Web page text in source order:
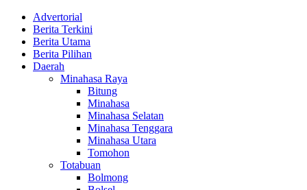
Advertorial
Berita Terkini
Berita Utama
Berita Pilihan
Daerah
Minahasa Raya
Bitung
Minahasa
Minahasa Selatan
Minahasa Tenggara
Minahasa Utara
Tomohon
Totabuan
Bolmong